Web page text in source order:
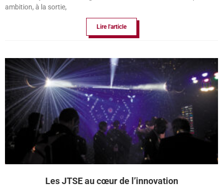
ambition, à la sortie,
Lire l'article
Les JTSE au cœur de l’innovation